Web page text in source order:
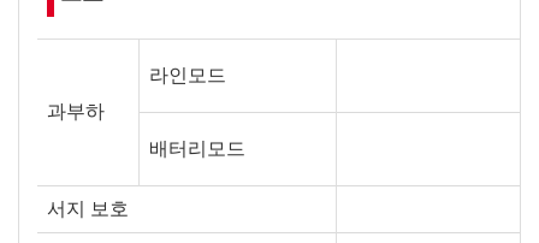
과부하
라인모드
배터리모드
서지 보호